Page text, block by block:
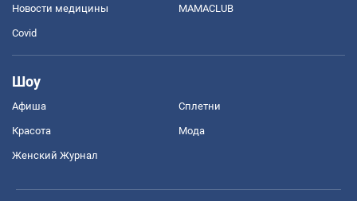
Новости медицины MAMACLUB
Covid
Шоу
Афиша Сплетни
Красота Мода
Женский Журнал